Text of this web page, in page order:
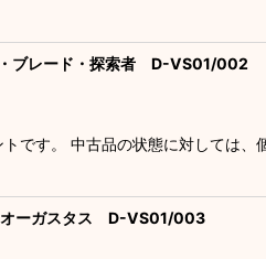
・ブレード・探索者 D-VS01/002
です。 中古品の状態に対しては
オーガスタス D-VS01/003